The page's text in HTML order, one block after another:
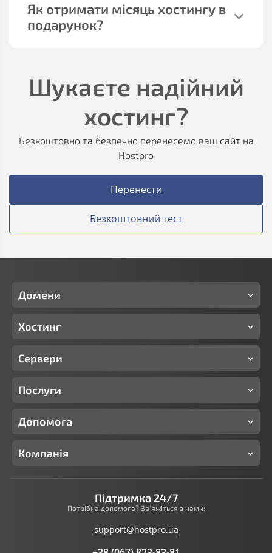
Як отримати місяць хостингу в
подарунок?
Шукаєте надійний
хостинг?
Безкоштовно та безпечно перенесемо ваш сайт на
Hostpro
Перенести
Безкоштовний тест
Домени
Хостинг
Сервери
Послуги
Допомога
Компанія
Підтримка 24/7
Потрібна допомога? Зв'яжіться з нами:
support@hostpro.ua